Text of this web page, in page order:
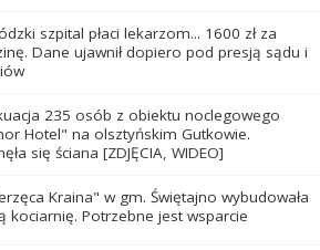
szpital płaci lekarzom... 1600 zł za
Dane ujawnił dopiero pod presją sądu i
235 osób z obiektu noclegowego
Hotel" na olsztyńskim Gutkowie.
się ściana [ZDJĘCIA, WIDEO]
Kraina" w gm. Świętajno wybudowała
kociarnię. Potrzebne jest wsparcie